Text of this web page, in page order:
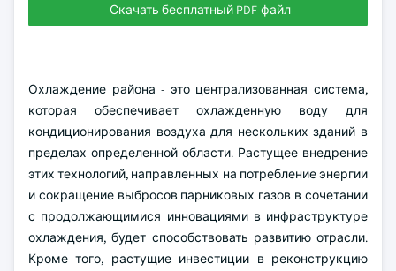
Скачать бесплатный PDF-файл
Охлаждение района - это централизованная система,
которая обеспечивает охлажденную воду для
кондиционирования воздуха для нескольких зданий в
пределах определенной области. Растущее внедрение
этих технологий, направленных на потребление энергии
и сокращение выбросов парниковых газов в сочетании
с продолжающимися инновациями в инфраструктуре
охлаждения, будет способствовать развитию отрасли.
Кроме того, растущие инвестиции в реконструкцию